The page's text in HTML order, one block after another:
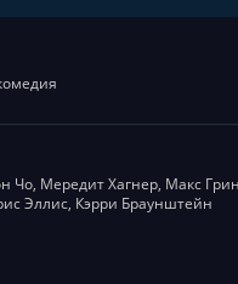
Мередит Хагнер, Макс
Эллис, Кэрри Браунштейн